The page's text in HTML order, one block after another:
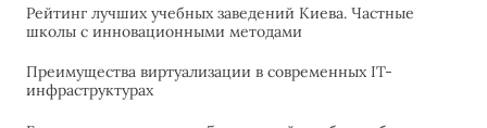
Рейтинг лучших учебных заведений Киева. Частные
школы с инновационными методами
Преимущества виртуализации в современных IT-
инфраструктурах